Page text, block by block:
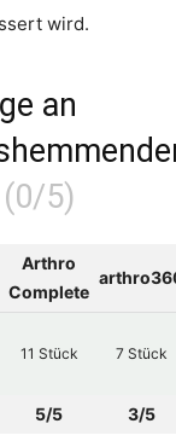
wird.
an
Arthro
Complete
11 Stück 7 Stück
5/5 3/5